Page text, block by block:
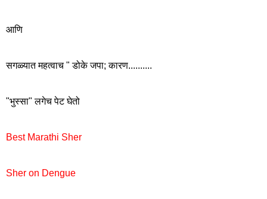
आणि
सगळ्यात महत्वाच " डोके जपा; कारण..........
"भुस्सा" लगेच पेट घेतो
Best Marathi Sher
Sher on Dengue